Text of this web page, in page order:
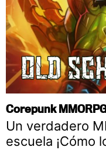
Corepunk
Un verdadero
escuela ¡Cómo